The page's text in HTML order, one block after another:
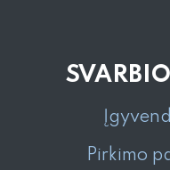
Pirkimo